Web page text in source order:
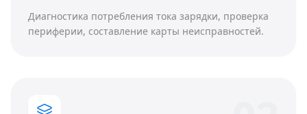
Диагностика потребления тока зарядки, проверка
периферии, составление карты неисправностей.